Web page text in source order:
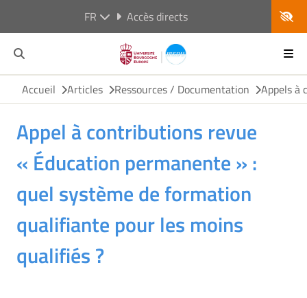
FR Accès directs
Accueil Articles Ressources / Documentation Appels à
Appel à contributions revue
« Éducation permanente » :
quel système de formation
qualifiante pour les moins
qualifiés ?